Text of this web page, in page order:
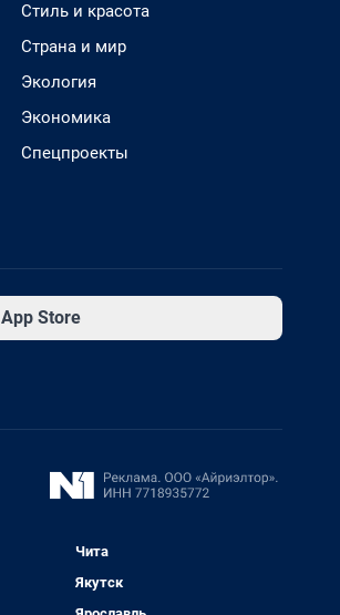
Стиль и красота
Страна и мир
Экология
Экономика
Спецпроекты
App Store
Чита
Якутск